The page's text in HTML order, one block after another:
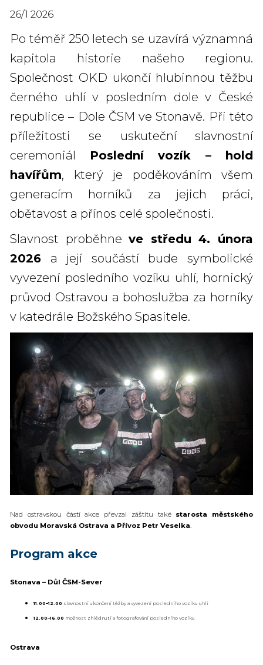
26/1 2026
Po téměř 250 letech se uzavírá významná
kapitola historie našeho regionu.
Společnost OKD ukončí hlubinnou těžbu
černého uhlí v posledním dole v České
republice – Dole ČSM ve Stonavě. Při této
příležitosti se uskuteční slavnostní
ceremoniál
Poslední vozík – hold
havířům, který je poděkováním všem
generacím horníků za jejich práci,
obětavost a přínos celé společnosti.
Slavnost proběhneve středu 4. února
2026 a její součástí bude symbolické
vyvezení posledního vozíku uhlí, hornický
průvod Ostravou a bohoslužba za horníky
v katedrále Božského Spasitele.
Nad ostravskou částí akce převzal záštitu také starosta městského
obvodu Moravská Ostrava a Přívoz Petr Veselka
Program akce
Stonava – Důl ČSM-Sever
11.00–12.00 slavnostní ukončení těžby a vyvezení posledního vozíku uhlí
12.00–16.00 možnost zhlédnutí a fotografování posledního vozíku
Ostrava